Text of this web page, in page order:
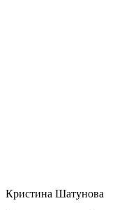
Кристина Шатунова